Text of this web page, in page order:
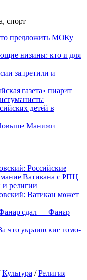
спорт
предложить МОКу
низины: кто и для
запретили и
газета» пиарит
детей в
Манижи
Российские
Ватикана с РПЦ
религии
Ватикан может
сдал — Фанар
что украинские гомо-
Культура /Религия